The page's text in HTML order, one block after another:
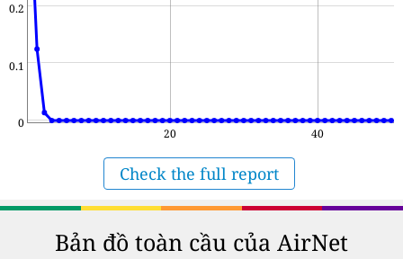
0
0.1
0.2
20 40
Check the full report
Bản đồ toàn cầu của AirNet